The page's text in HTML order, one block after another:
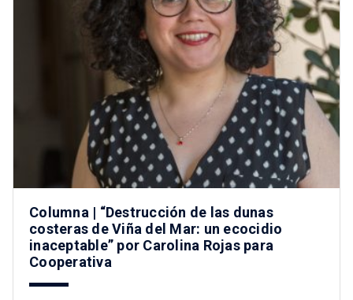
Columna | “Destrucción de las dunas
costeras de Viña del Mar: un ecocidio
inaceptable” por Carolina Rojas para
Cooperativa